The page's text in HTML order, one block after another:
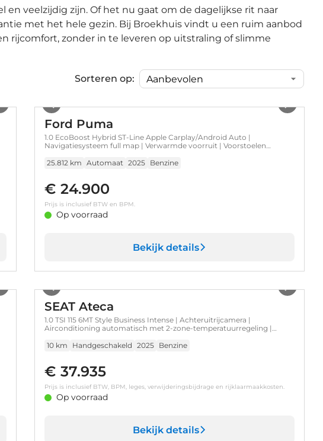
veelzijdig zijn. Of het nu gaat om de dagelijkse rit naar
met het hele gezin. Bij Broekhuis vindt u een ruim aanbod
rijcomfort, zonder in te leveren op uitstraling of slimme
Sorteren op:
Ford Puma
1.0 EcoBoost Hybrid ST-Line Apple Carplay/Android Auto |
Navigatiesysteem full map | Verwarmde voorruit | Voorstoelen
Auto|telefoonintegratie premium | Keyless start
25.812 km Automaat 2025 Benzine
€ 24.900
Prijs is inclusief BTW en BPM.
Op voorraad
Bekijk details
SEAT Ateca
1.0 TSI 115 6MT Style Business Intense | Achteruitrijcamera |
Airconditioning automatisch met 2-zone-temperatuurregeling |
10 km
Handgeschakeld 2025 Benzine
€ 37.935
Prijs is inclusief BTW, BPM, leges, verwijderingsbijdrage en rijklaarmaakkosten.
Op voorraad
Bekijk details